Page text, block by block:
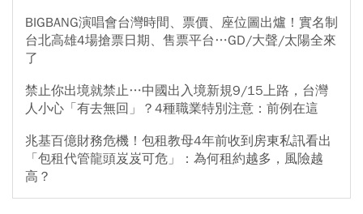
BIGBANG演唱會台灣時間、票價、座位圖出爐！實名制
台北高雄4場搶票日期、售票平台…GD/大聲/太陽全來
了
禁止你出境就禁止…中國出入境新規9/15上路，台灣
人小心「有去無回」？4種職業特別注意：前例在這
兆基百億財務危機！包租教母4年前收到房東私訊看出
「包租代管龍頭岌岌可危」：為何租約越多，風險越
高？